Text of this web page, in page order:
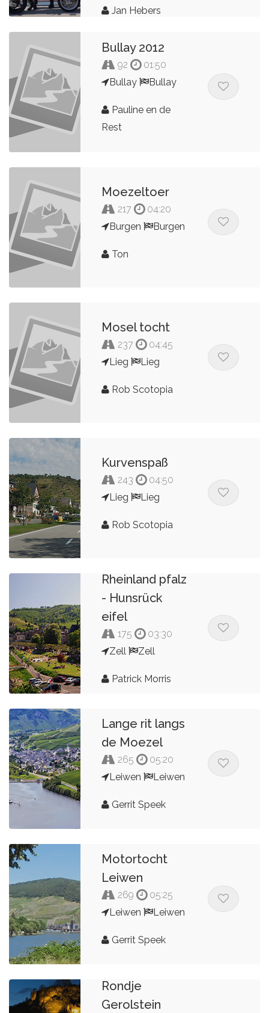
Jan Hebers
Bullay 2012
92
01:50
Bullay
Bullay
Pauline en de
Rest
Moezeltoer
217
04:20
Burgen
Burgen
Ton
Mosel tocht
237
04:45
Lieg
Lieg
Rob Scotopia
Kurvenspaß
243
04:50
Lieg
Lieg
Rob Scotopia
Rheinland pfalz
- Hunsrück
eifel
175
03:30
Zell
Zell
Patrick Morris
Lange rit langs
de Moezel
265
05:20
Leiwen
Leiwen
Gerrit Speek
Motortocht
Leiwen
269
05:25
Leiwen
Leiwen
Gerrit Speek
Rondje
Gerolstein